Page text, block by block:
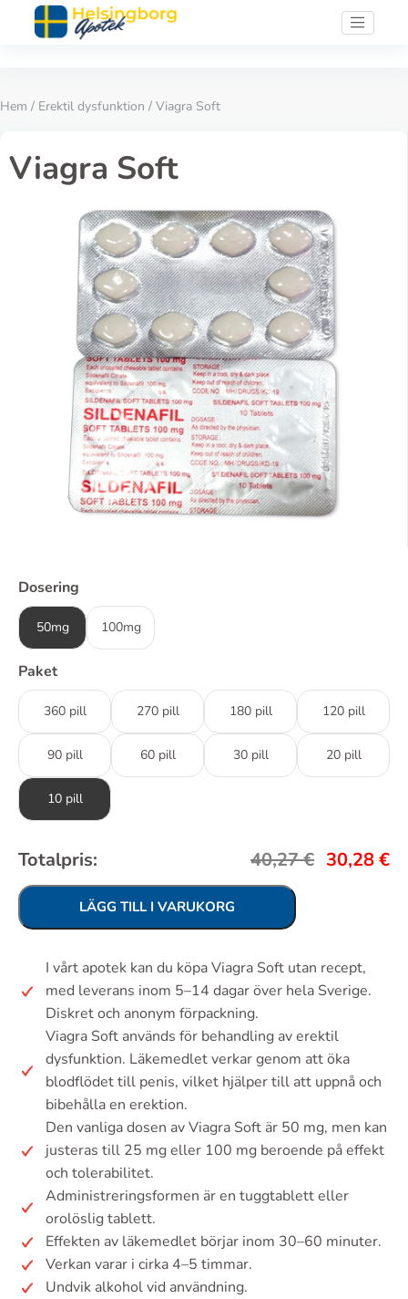
Hem / Erektil dysfunktion / Viagra Soft
Viagra Soft
Dosering
50mg 100mg
Paket
360 pill 270 pill 180 pill 120 pill
90 pill 60 pill 30 pill 20 pill
10 pill
Totalpris: 40,27€ 30,28€
LÄGG TILL I VARUKORG
I vårt apotek kan du köpa Viagra Soft utan recept,
med leverans inom 5–14 dagar över hela Sverige.
Diskret och anonym förpackning.
Viagra Soft används för behandling av erektil
dysfunktion. Läkemedlet verkar genom att öka
blodflödet till penis, vilket hjälper till att uppnå och
bibehålla en erektion.
Den vanliga dosen av Viagra Soft är 50 mg, men kan
justeras till 25 mg eller 100 mg beroende på effekt
och tolerabilitet.
Administreringsformen är en tuggtablett eller
orolöslig tablett.
Effekten av läkemedlet börjar inom 30–60 minuter.
Verkan varar i cirka 4–5 timmar.
Undvik alkohol vid användning.